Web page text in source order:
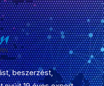
beszerzést,